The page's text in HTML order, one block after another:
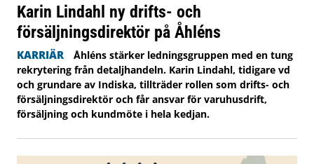
Karin Lindahl ny drifts- och
försäljningsdirektör på Åhléns
KARRIÄR
Åhléns stärker ledningsgruppen med en tung
rekrytering från detaljhandeln. Karin Lindahl, tidigare vd
och grundare av Indiska, tillträder rollen som drifts- och
försäljningsdirektör och får ansvar för varuhusdrift,
försäljning och kundmöte i hela kedjan.